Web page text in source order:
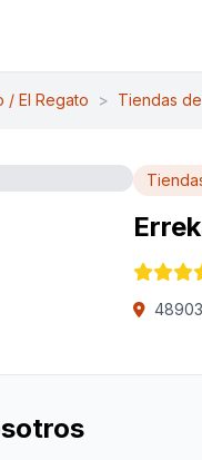
/ El Regato > Tiendas